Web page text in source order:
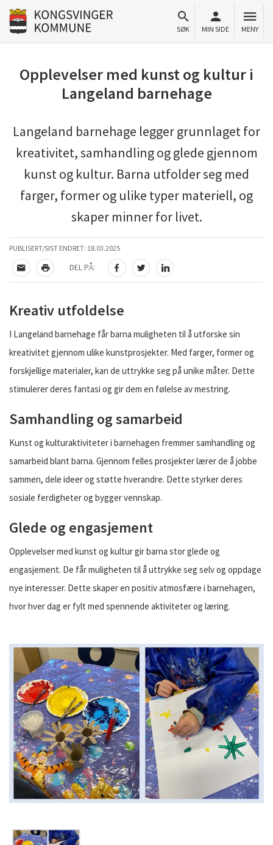
Til innhold
Gå til forsiden
SØK MIN SIDE MENY
Opplevelser med kunst og kultur i
Langeland barnehage
Langeland barnehage legger grunnlaget for
kreativitet, samhandling og glede gjennom
kunst og kultur. Barna utfolder seg med
farger, former og ulike typer materiell, og
skaper minner for livet.
PUBLISERT/SIST ENDRET: 18.03.2025
TIPS EN VENN
SKRIV UT
DEL PÅ:
DEL PÅ FACEBOOK
DEL PÅ TWITTER
DEL PÅ LINKEDIN
Kreativ utfoldelse
I Langeland barnehage får barna muligheten til å utforske sin
kreativitet gjennom ulike kunstprosjekter. Med farger, former og
forskjellige materialer, kan de uttrykke seg på unike måter. Dette
stimulerer deres fantasi og gir dem en følelse av mestring.
Samhandling og samarbeid
Kunst og kulturaktiviteter i barnehagen fremmer samhandling og
samarbeid blant barna. Gjennom felles prosjekter lærer de å jobbe
sammen, dele ideer og støtte hverandre. Dette styrker deres
sosiale ferdigheter og bygger vennskap.
Glede og engasjement
Opplevelser med kunst og kultur gir barna stor glede og
engasjement. De får muligheten til å uttrykke seg selv og oppdage
nye interesser. Dette skaper en positiv atmosfære i barnehagen,
hvor hver dag er fylt med spennende aktiviteter og læring.